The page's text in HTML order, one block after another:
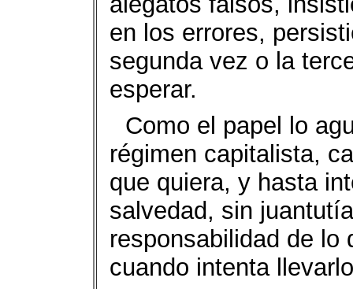
en los errores,
segunda vez o la
esperar.
Como el papel lo
régimen capitalista,
que quiera, y hasta
salvedad, sin
responsabilidad de lo
cuando intenta